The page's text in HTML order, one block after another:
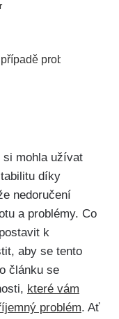
problémů
mohla užívat
díky
nedoručení
a problémy. Co
k
aby se tento
článku se
které vám
problém. Ať